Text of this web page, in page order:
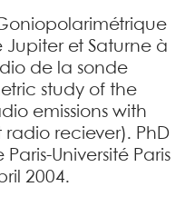
Jupiter et Saturne à
de la sonde
study of the
emissions with
reciever). PhD
Université Paris
2004.